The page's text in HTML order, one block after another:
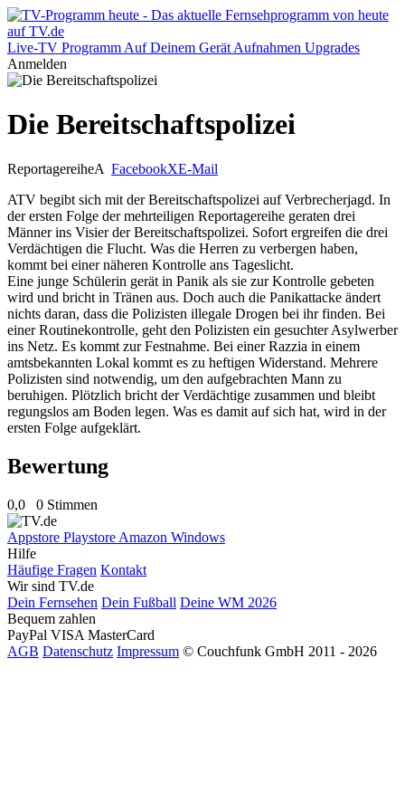
Live-TV Programm Auf Deinem Gerät Aufnahmen Upgrades
Anmelden
Die Bereitschaftspolizei
ReportagereiheA FacebookXE-Mail
ATV begibt sich mit der Bereitschaftspolizei auf Verbrecherjagd. In
der ersten Folge der mehrteiligen Reportagereihe geraten drei
Männer ins Visier der Bereitschaftspolizei. Sofort ergreifen die drei
Verdächtigen die Flucht. Was die Herren zu verbergen haben,
kommt bei einer näheren Kontrolle ans Tageslicht.
Eine junge Schülerin gerät in Panik als sie zur Kontrolle gebeten
wird und bricht in Tränen aus. Doch auch die Panikattacke ändert
nichts daran, dass die Polizisten illegale Drogen bei ihr finden. Bei
einer Routinekontrolle, geht den Polizisten ein gesuchter Asylwerber
ins Netz. Es kommt zur Festnahme. Bei einer Razzia in einem
amtsbekannten Lokal kommt es zu heftigen Widerstand. Mehrere
Polizisten sind notwendig, um den aufgebrachten Mann zu
beruhigen. Plötzlich bricht der Verdächtige zusammen und bleibt
regungslos am Boden legen. Was es damit auf sich hat, wird in der
ersten Folge aufgeklärt.
Bewertung
0,0 0 Stimmen
Appstore Playstore Amazon Windows
Hilfe
Häufige Fragen Kontakt
Wir sind TV.de
Dein Fernsehen Dein Fußball Deine WM 2026
Bequem zahlen
PayPal VISA MasterCard
AGB Datenschutz Impressum © Couchfunk GmbH 2011 - 2026